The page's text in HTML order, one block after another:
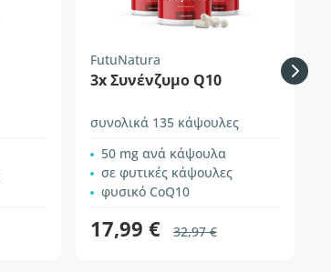
FutuNatura
3x Συνένζυμο Q10
συνολικά 135 κάψουλες
50 mg ανά κάψουλα
σε φυτικές κάψουλες
φυσικό CoQ10
17,99 € 32,97 €